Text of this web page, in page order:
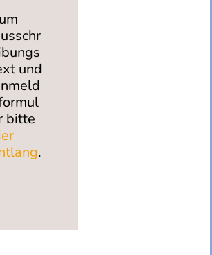
und
bitte
.